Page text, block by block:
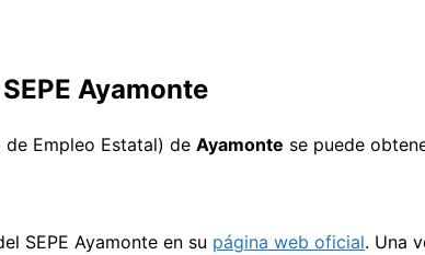
Ayamonte
de Empleo Estatal) de Ayamonte se puede
SEPE Ayamonte en su página web oficial. Una